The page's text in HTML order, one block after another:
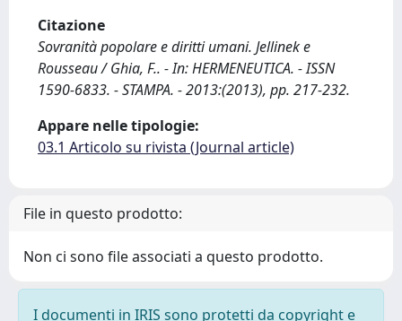
Citazione
Sovranità popolare e diritti umani. Jellinek e
Rousseau / Ghia, F.. - In: HERMENEUTICA. - ISSN
1590-6833. - STAMPA. - 2013:(2013), pp. 217-232.
Appare nelle tipologie:
03.1 Articolo su rivista (Journal article)
File in questo prodotto:
Non ci sono file associati a questo prodotto.
I documenti in IRIS sono protetti da copyright e